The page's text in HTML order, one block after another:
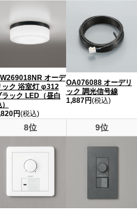
オーデ
ック 浴室灯 φ312
ラック LED（昼白
円(税込)
OA076088 オーデリ
ック 調光信号線
1,887円(税込)
8位 9位